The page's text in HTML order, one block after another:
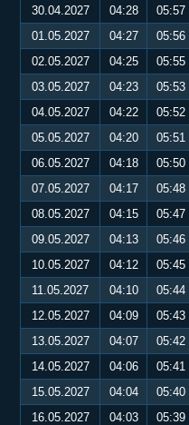
30.04.2027
04:28 05:57
01.05.2027
04:27 05:56
02.05.2027
04:25 05:55
03.05.2027
04:23 05:53
04.05.2027
04:22 05:52
05.05.2027
04:20 05:51
06.05.2027
04:18 05:50
07.05.2027
04:17 05:48
08.05.2027
04:15 05:47
09.05.2027
04:13 05:46
10.05.2027
04:12 05:45
11.05.2027
04:10 05:44
12.05.2027
04:09 05:43
13.05.2027
04:07 05:42
14.05.2027
04:06 05:41
15.05.2027
04:04 05:40
16.05.2027
04:03 05:39